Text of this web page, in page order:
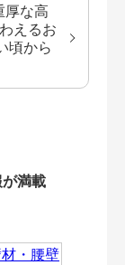
厚な高
えるお
頃から
満載